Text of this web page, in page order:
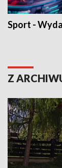
Sport -
Z